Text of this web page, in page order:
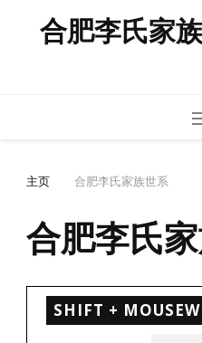
合肥李氏家族
主页 合肥李氏家族世系
合肥李氏
SHIFT +